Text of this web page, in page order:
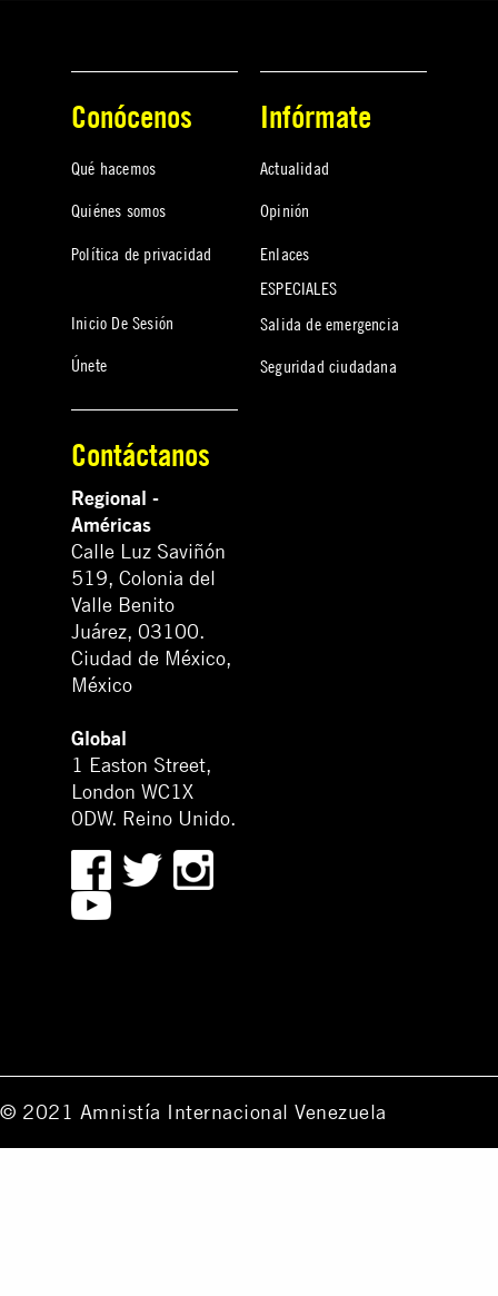
Conócenos
Qué hacemos
Quiénes somos
Política de privacidad
Inicio De Sesión
Únete
Infórmate
Actualidad
Opinión
Enlaces
ESPECIALES
Salida de emergencia
Seguridad ciudadana
Contáctanos
Regional -
Américas
Calle Luz Saviñón
519, Colonia del
Valle Benito
Juárez, 03100.
Ciudad de México,
México
Global
1 Easton Street,
London WC1X
0DW. Reino Unido.
© 2021 Amnistía Internacional Venezuela